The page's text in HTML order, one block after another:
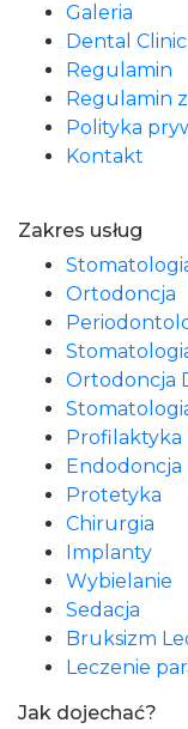
Galeria
Dental Clinic
Regulamin
Regulamin
Polityka
Kontakt
Zakres usług
Ortodoncja
Ortodoncja
Profilaktyka
Endodoncja
Protetyka
Chirurgia
Implanty
Wybielanie
Sedacja
Bruksizm
Leczenie
Jak dojechać?